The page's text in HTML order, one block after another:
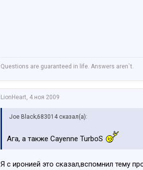
Questions are guaranteed in life. Answers aren`t.
LionHeart, 4 ноя 2009
Joe Black;683014 сказал(а):
Ага, а также Cayenne TurboS
Я с иронией это сказал,вспомнил тему